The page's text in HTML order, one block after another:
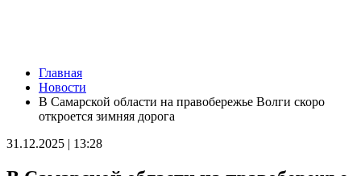
Производитель напитков из Самарской области наращивает
объемы производства и расширяет географию поставок
07.08.2026 | 14:36
Самарские юноши принимают участие в Юнармейских
07.08.2026 | 14:34
Главная
Новости
В Самарской области на правобережье Волги скоро
откроется зимняя дорога
31.12.2025 | 13:28